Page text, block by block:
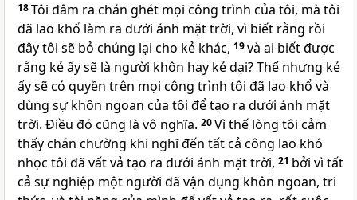
18Tôi đâm ra chán ghét mọi công trình của tôi, mà tôi
đã lao khổ làm ra dưới ánh mặt trời, vì biết rằng rồi
đây tôi sẽ bỏ chúng lại cho kẻ khác, 19và ai biết được
rằng kẻ ấy sẽ là người khôn hay kẻ dại? Thế nhưng kẻ
ấy sẽ có quyền trên mọi công trình tôi đã lao khổ và
dùng sự khôn ngoan của tôi để tạo ra dưới ánh mặt
trời. Ðiều đó cũng là vô nghĩa. 20Vì thế lòng tôi cảm
thấy chán chường khi nghĩ đến tất cả công lao khó
nhọc tôi đã vất vả tạo ra dưới ánh mặt trời, 21 bởi vì tất
cả sự nghiệp một người đã vận dụng khôn ngoan, tri